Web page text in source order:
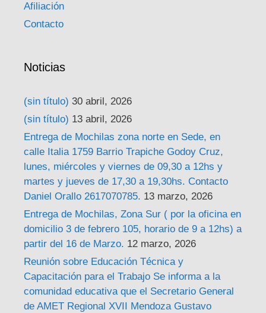
Afiliación
Contacto
Noticias
(sin título) 30 abril, 2026
(sin título) 13 abril, 2026
Entrega de Mochilas zona norte en Sede, en
calle Italia 1759 Barrio Trapiche Godoy Cruz,
lunes, miércoles y viernes de 09,30 a 12hs y
martes y jueves de 17,30 a 19,30hs. Contacto
Daniel Orallo 2617070785. 13 marzo, 2026
Entrega de Mochilas, Zona Sur ( por la oficina en
domicilio 3 de febrero 105, horario de 9 a 12hs) a
partir del 16 de Marzo. 12 marzo, 2026
Reunión sobre Educación Técnica y
Capacitación para el Trabajo Se informa a la
comunidad educativa que el Secretario General
de AMET Regional XVII Mendoza Gustavo